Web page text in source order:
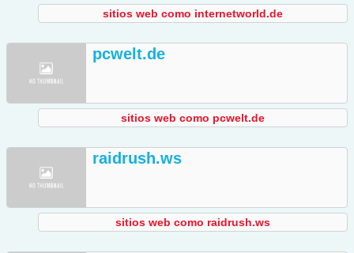
sitios web como internetworld.de
pcwelt.de
sitios web como pcwelt.de
raidrush.ws
sitios web como raidrush.ws